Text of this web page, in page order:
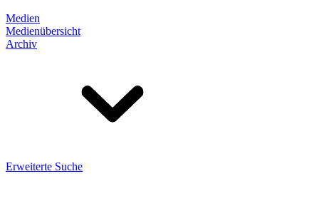
Medien
Medienübersicht
Archiv
Erweiterte Suche